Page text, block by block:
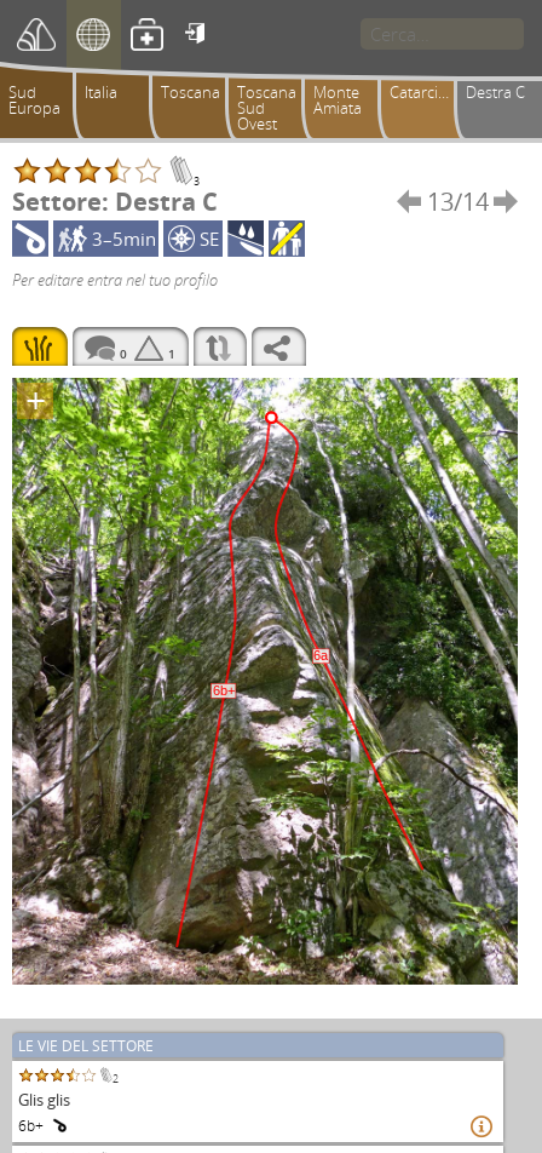

Sud
Europa
Italia Toscana Toscana
Sud
Ovest
Monte
Amiata
Catarcione Destra C
3
Settore: Destra C  13/14 
3–5min
SE
Per editare entra nel tuo profilo
0 1
+
6b+
6a
LE VIE DEL SETTORE
2
Glis glis
6b+ 